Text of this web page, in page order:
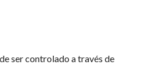
ser controlado a través de